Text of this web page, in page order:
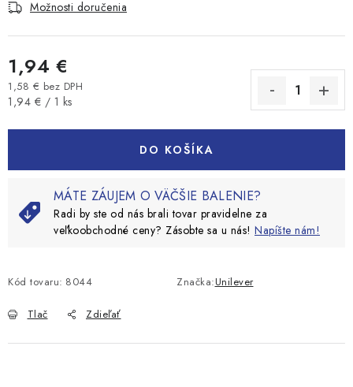
Možnosti doručenia
1,94 €
1,58 € bez DPH
Jednotková cena:
1,94 € / 1 ks
DO KOŠÍKA
MÁTE ZÁUJEM O VÄČŠIE BALENIE?
Radi by ste od nás brali tovar pravidelne za
veľkoobchodné ceny? Zásobte sa u nás! Napíšte nám!
Kód tovaru: 8044 Značka:Unilever
Tlač Zdieľať